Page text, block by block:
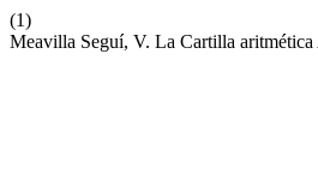
(1)
Meavilla Seguí, V. La Cartilla